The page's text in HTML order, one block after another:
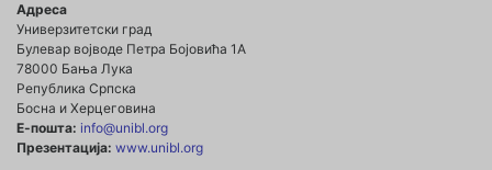
Адреса
Универзитетски град
Булевар војводе Петра Бојовића 1А
78000 Бања Лука
Република Српска
Босна и Херцеговина
Е-пошта: info@unibl.org
Презентација: www.unibl.org